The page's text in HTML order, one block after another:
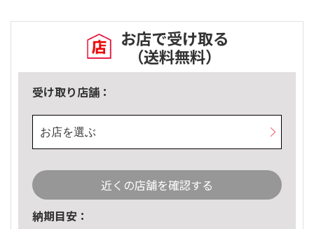
お店で受け取る
（送料無料）
受け取り店舗：
お店を選ぶ
近くの店舗を確認する
納期目安：